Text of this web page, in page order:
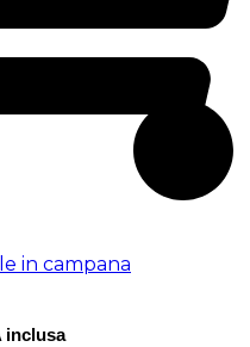
in campana
inclusa